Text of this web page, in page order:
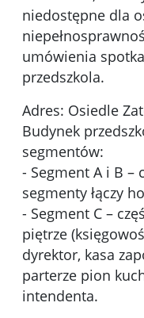
niedostępne dla
umówienia
przedszkola.
Adres: Osiedle
Budynek
segmentów:
- Segment A i B –
segmenty łączy
- Segment C –
piętrze
dyrektor, kasa
parterze pion
intendenta.